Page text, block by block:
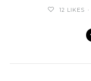
12 LIKES